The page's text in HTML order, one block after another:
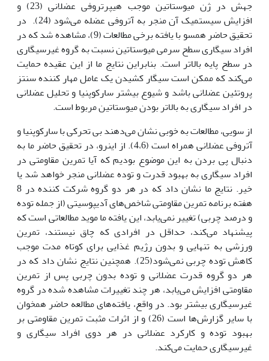
جهش در ژن میوستاتین موجب هیپرتروفی عضلانی (23) و
افزایش سیستمیک آن منجر به آتروفی عضله می‌شود (24). در
تحقیق حاضر همسو با یافته برخی مطالعات (9)، مشاهده شد که در
افراد سیگاری سطح سرمی میوستاتین نسبت به گروه غیرسیگاری
در سطح پایه بالاتر است. بنابراین نتایج ما از این عقیده حمایت
می‌کند که ممکن است سیگار کشیدن یک عامل مهار ‌کننده سنتز
پروتئین عضلانی باشد و شیوع بیشتر سارکوپنیا و تحلیل عضلانی
در افراد سیگاری به بالاتر بودن میوستاتین مربوط است.
از سویی، مطالعات به خوبی نشان می‌دهند بی تحرکی با سارکوپنیا و
آتروفی عضلانی همراه است (4،6). از اینرو، در تحقیق حاضر ما به
دنبال پی بردن به این موضوع بودیم که آیا تمرین مقاومتی در
افراد سیگاری به بهبود قدرت و توده عضلانی منجر خواهد شد یا
خیر. نتایج ما نشان داد که در هر دو گروه شرکت کننده در 8
هفته برنامه تمرین مقاومتی شاخص‌های آدیپوسیتی (از جمله توده
و درصد چربی) تغییر نمی‌یابد، این یافته ما موید مطالعاتی است که
پیشنهاد می‌کند، حداقل در افرادی که چاق نیستند، تمرین
ورزشی به تنهایی و بدون رژیم غذایی برای کوتاه مدت موجب
کاهش توده چربی نمی‌شود(25). همچنین نتایج نشان داد که در
هر دو گروه قدرت عضلانی و توده بدون چربی پس از تمرین
مقاومتی افزایش می‌یابد، هر چند تغییرات مشاهده شده در گروه
غیرسیگاری بیشتر بود. در واقع، یافته‌های مطالعه حاضر همخوان
با سایر گزارش‌ها است (26) و از اثرات مثبت تمرین مقاومتی بر
بهبود توده و کارکرد عضلانی در هر دوی افراد سیگاری و
غیرسیگاری حمایت می‌کند.